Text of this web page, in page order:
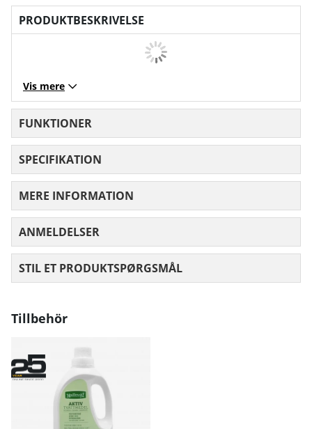
PRODUKTBESKRIVELSE
Vis mere
FUNKTIONER
SPECIFIKATION
MERE INFORMATION
ANMELDELSER
STIL ET PRODUKTSPØRGSMÅL
Tillbehör